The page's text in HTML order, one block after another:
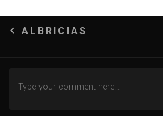
Navegación
entradas
ALBRICIAS